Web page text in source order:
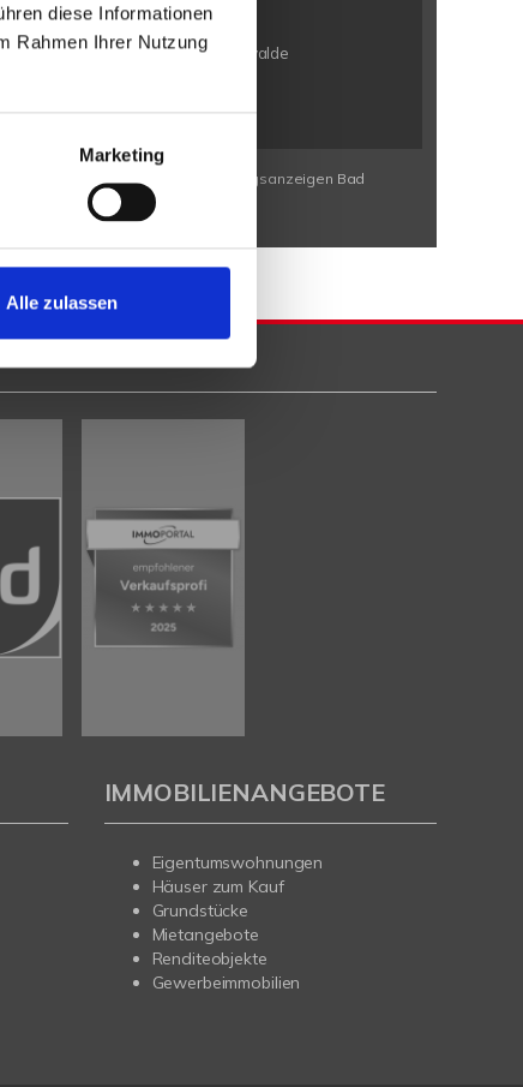
diese Informationen
Rahmen Ihrer Nutzung
Marketing
Alle zulassen
/ Bölhorst Minden / Kutenhausen
/ Eldagsen
Petershagen / Friedewalde
Wohnungssuche Bad Eilsen
Wohnungsanzeigen Bad
IMMOBILIENANGEBOTE
Eigentumswohnungen
Häuser zum Kauf
Grundstücke
Mietangebote
Renditeobjekte
Gewerbeimmobilien